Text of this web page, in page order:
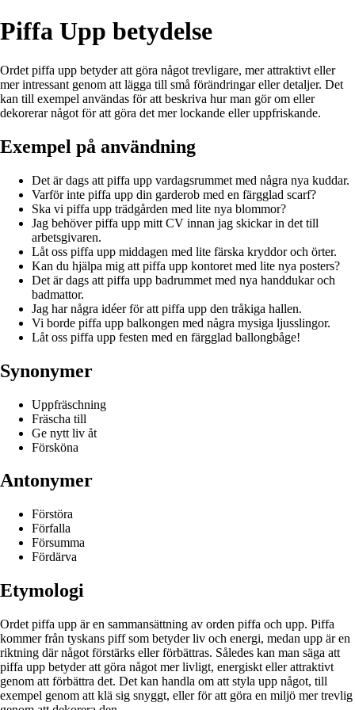
Piffa Upp betydelse
Ordet piffa upp betyder att göra något trevligare, mer attraktivt eller
mer intressant genom att lägga till små förändringar eller detaljer. Det
kan till exempel användas för att beskriva hur man gör om eller
dekorerar något för att göra det mer lockande eller uppfriskande.
Exempel på användning
Det är dags att piffa upp vardagsrummet med några nya kuddar.
Varför inte piffa upp din garderob med en färgglad scarf?
Ska vi piffa upp trädgården med lite nya blommor?
Jag behöver piffa upp mitt CV innan jag skickar in det till
arbetsgivaren.
Låt oss piffa upp middagen med lite färska kryddor och örter.
Kan du hjälpa mig att piffa upp kontoret med lite nya posters?
Det är dags att piffa upp badrummet med nya handdukar och
badmattor.
Jag har några idéer för att piffa upp den tråkiga hallen.
Vi borde piffa upp balkongen med några mysiga ljusslingor.
Låt oss piffa upp festen med en färgglad ballongbåge!
Synonymer
Uppfräschning
Fräscha till
Ge nytt liv åt
Försköna
Antonymer
Förstöra
Förfalla
Försumma
Fördärva
Etymologi
Ordet piffa upp är en sammansättning av orden piffa och upp. Piffa
kommer från tyskans piff som betyder liv och energi, medan upp är en
riktning där något förstärks eller förbättras. Således kan man säga att
piffa upp betyder att göra något mer livligt, energiskt eller attraktivt
genom att förbättra det. Det kan handla om att styla upp något, till
exempel genom att klä sig snyggt, eller för att göra en miljö mer trevlig